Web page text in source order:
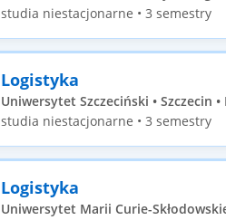
studia niestacjonarne • 3 semestry
Logistyka
Uniwersytet Szczeciński • Szczecin
studia niestacjonarne • 3 semestry
Logistyka
Uniwersytet Marii Curie-